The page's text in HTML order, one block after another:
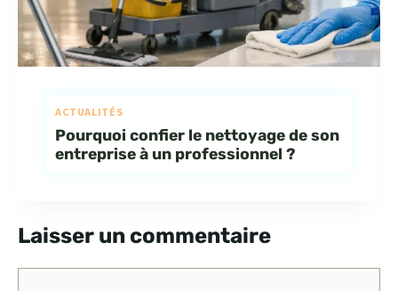
ACTUALITÉS
Pourquoi confier le nettoyage de son
entreprise à un professionnel ?
Laisser un commentaire